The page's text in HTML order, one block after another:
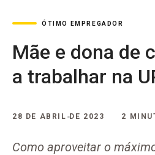
ÓTIMO EMPREGADOR
Mãe e dona de
a trabalhar na
28 DE ABRIL DE 2023 2
Como aproveitar o